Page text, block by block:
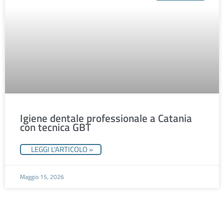
Igiene dentale professionale a Catania
con tecnica GBT
LEGGI L'ARTICOLO »
Maggio 15, 2026